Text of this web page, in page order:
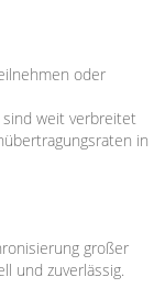
oder
weit verbreitet
in
großer
und zuverlässig.